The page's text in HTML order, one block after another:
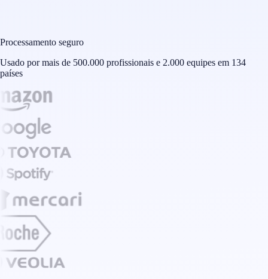
Processamento seguro
Usado por mais de 500.000 profissionais e 2.000 equipes em 134
países